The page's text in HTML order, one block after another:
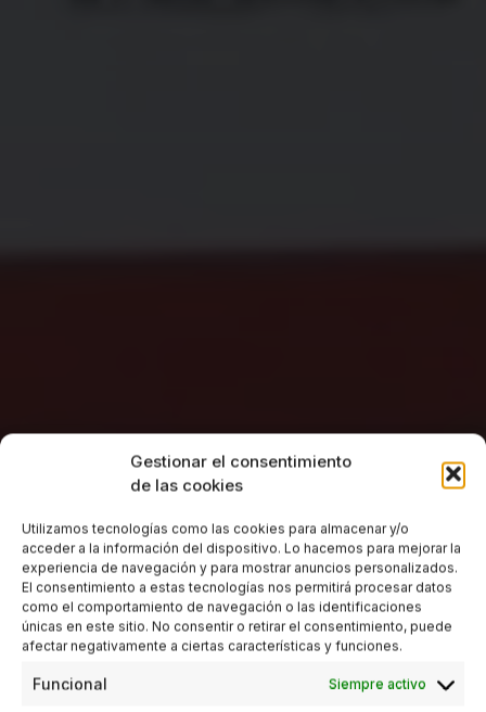
Gestionar el consentimiento
de las cookies
Utilizamos tecnologías como las cookies para almacenar y/o
acceder a la información del dispositivo. Lo hacemos para mejorar la
experiencia de navegación y para mostrar anuncios personalizados.
El consentimiento a estas tecnologías nos permitirá procesar datos
como el comportamiento de navegación o las identificaciones
únicas en este sitio. No consentir o retirar el consentimiento, puede
afectar negativamente a ciertas características y funciones.
Funcional Siempre activo